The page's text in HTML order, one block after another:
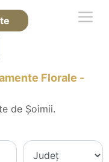
Florale -
de Șoimii.